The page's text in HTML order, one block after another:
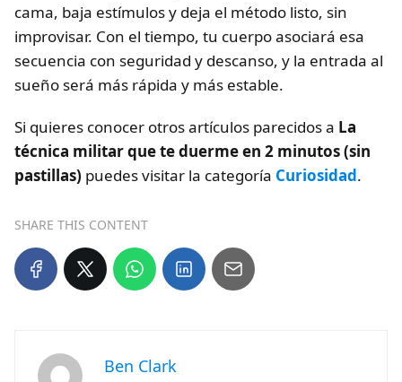
cama, baja estímulos y deja el método listo, sin
improvisar. Con el tiempo, tu cuerpo asociará esa
secuencia con seguridad y descanso, y la entrada al
sueño será más rápida y más estable.
Si quieres conocer otros artículos parecidos a La
técnica militar que te duerme en 2 minutos (sin
pastillas) puedes visitar la categoría Curiosidad.
SHARE THIS CONTENT
Ben Clark